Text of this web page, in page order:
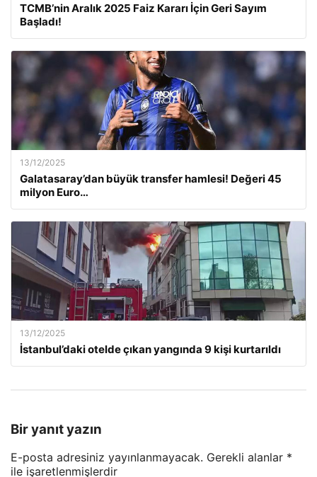
TCMB’nin Aralık 2025 Faiz Kararı İçin Geri Sayım
Başladı!
13/12/2025
Galatasaray’dan büyük transfer hamlesi! Değeri 45
milyon Euro…
13/12/2025
İstanbul’daki otelde çıkan yangında 9 kişi kurtarıldı
Bir yanıt yazın
E-posta adresiniz yayınlanmayacak. Gerekli alanlar *
ile işaretlenmişlerdir